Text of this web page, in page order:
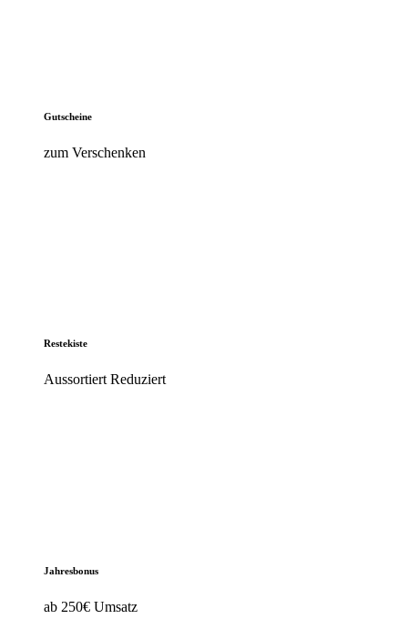
Gutscheine
zum Verschenken
Restekiste
Aussortiert Reduziert
Jahresbonus
ab 250€ Umsatz